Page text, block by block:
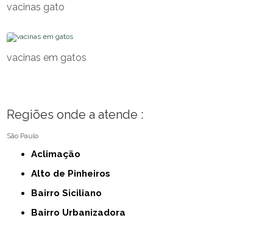
vacinas gato
vacinas em gatos
Regiões onde a atende :
São Paulo
Aclimação
Alto de Pinheiros
Bairro Siciliano
Bairro Urbanizadora